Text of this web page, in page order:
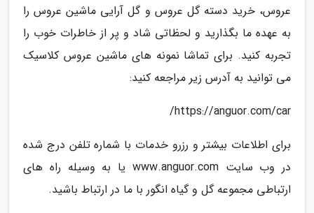
عروس، خرید دسته گل عروس و گل آرایی ماشین عروس را
به عهده ما بگذارید و لحظاتی شاد و پر از خاطرات خوب را
تجربه کنید. برای تماشا نمونه های ماشین عروس کلاسیک
می توانید به آدرس زیر مراجعه کنید:
https://anguor.com/car/
برای اطلاعات بیشتر و رزرو خدمات با شماره تلفن درج شده
در وب سایت www.anguor.com یا به وسیله راه های
ارتباطی مجموعه گل و گیاه انگور با ما در ارتباط باشید.